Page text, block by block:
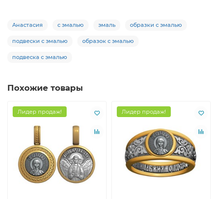
Анастасия с эмалью эмаль образки с эмалью
подвески с эмалью образок с эмалью
подвеска с эмалью
Похожие товары
Лидер продаж! Лидер продаж!